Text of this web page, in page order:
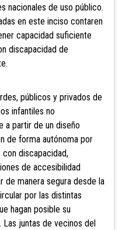
nacionales de uso público.
en este inciso contaren
capacidad suficiente
discapacidad de
públicos y privados de
infantiles no
a partir de un diseño
de forma autónoma por
discapacidad,
de accesibilidad
de manera segura desde la
por las distintas
hagan posible su
juntas de vecinos del